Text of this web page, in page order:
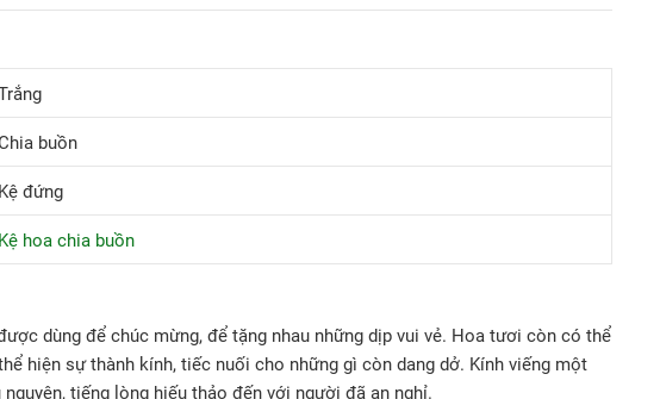
buồn
Kệ đứng
Kệ hoa chia buồn
dùng để chúc mừng, để tặng nhau những dịp vui vẻ. Hoa tươi còn có thể
hiện sự thành kính, tiếc nuối cho những gì còn dang dở. Kính viếng một
tiếng lòng hiếu thảo đến với người đã an nghỉ.